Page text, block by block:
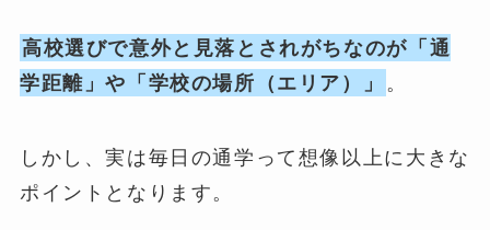
高校選びで意外と見落とされがちなのが「通
学距離」や「学校の場所（エリア）」
。
しかし、実は毎日の通学って想像以上に大きな
ポイントとなります。